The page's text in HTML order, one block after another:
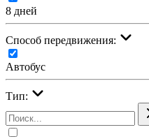
8 дней
Cпособ передвижения:
Автобус
Тип: